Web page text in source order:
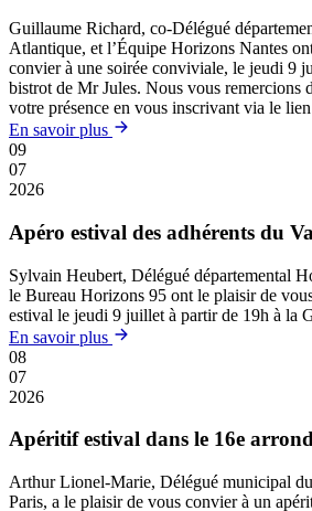
Guillaume Richard, co-Délégué
Atlantique, et l’Équipe Horizons Nantes
convier à une soirée conviviale, le jeudi 9
bistrot de Mr Jules. Nous vous remercions
votre présence en vous inscrivant via le
En savoir plus
09
07
2026
Apéro estival des adhérents du
Sylvain Heubert, Délégué départemental
le Bureau Horizons 95 ont le plaisir de
estival le jeudi 9 juillet à partir de 19h à la
En savoir plus
08
07
2026
Apéritif estival dans le 16e
Arthur Lionel-Marie, Délégué municipal
Paris, a le plaisir de vous convier à un